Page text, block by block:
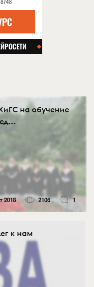
на обучение
2018 2106 1
к нам